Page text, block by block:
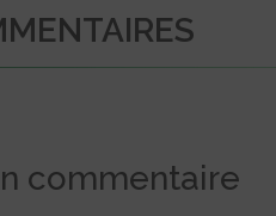
commentaire